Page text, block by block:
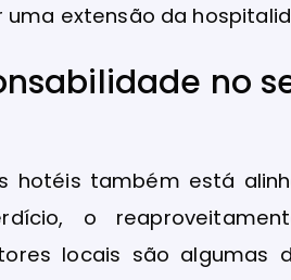
extensão da
no
hotéis também está
o
locais são algumas